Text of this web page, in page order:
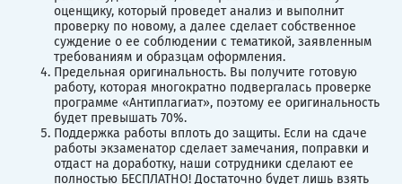
оценщику, который проведет анализ и выполнит
проверку по новому, а далее сделает собственное
суждение о ее соблюдении с тематикой, заявленным
требованиям и образцам оформления.
Предельная оригинальность. Вы получите готовую
работу, которая многократно подвергалась проверке
программе «Антиплагиат», поэтому ее оригинальность
будет превышать 70%.
Поддержка работы вплоть до защиты. Если на сдаче
работы экзаменатор сделает замечания, поправки и
отдаст на доработку, наши сотрудники сделают ее
полностью БЕСПЛАТНО! Достаточно будет лишь взять